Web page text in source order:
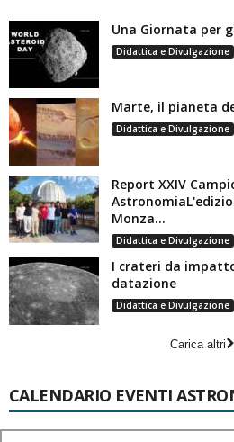
Una Giornata per
Didattica e Divulgazione
Marte, il pianeta
Didattica e Divulgazione
Report XXIV
Monza...
Didattica e Divulgazione
I crateri da
datazione
Didattica e Divulgazione
Carica altri
CALENDARIO EVENTI